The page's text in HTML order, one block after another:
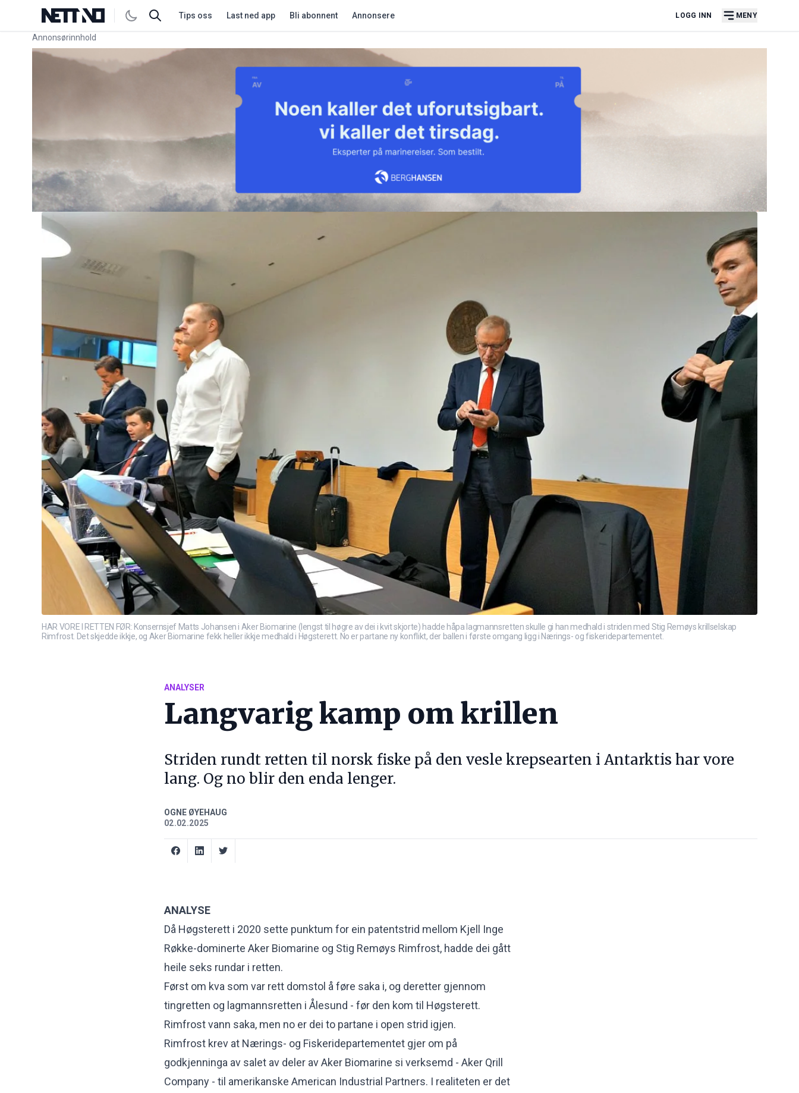
Tips oss Last ned app Bli abonnent Annonsere LOGG INN MENY
Annonsørinnhold
Link for annonse
HAR VORE I RETTEN FØR: Konsernsjef Matts Johansen i Aker Biomarine (lengst til høgre av dei i kvit skjorte) hadde håpa lagmannsretten skulle gi han medhald i striden med Stig Remøys krillselskap
Rimfrost. Det skjedde ikkje, og Aker Biomarine fekk heller ikkje medhald i Høgsterett. No er partane ny konflikt, der ballen i første omgang ligg i Nærings- og fiskeridepartementet.
ANALYSER
Langvarig kamp om krillen
Striden rundt retten til norsk fiske på den vesle krepsearten i Antarktis har vore
lang. Og no blir den enda lenger.
OGNE ØYEHAUG
02.02.2025
ANALYSE
Då Høgsterett i 2020 sette punktum for ein patentstrid mellom Kjell Inge
Røkke-dominerte Aker Biomarine og Stig Remøys Rimfrost, hadde dei gått
heile seks rundar i retten.
Først om kva som var rett domstol å føre saka i, og deretter gjennom
tingretten og lagmannsretten i Ålesund - før den kom til Høgsterett.
Rimfrost vann saka, men no er dei to partane i open strid igjen.
Rimfrost krev at Nærings- og Fiskeridepartementet gjer om på
godkjenninga av salet av deler av Aker Biomarine si verksemd - Aker Qrill
Company - til amerikanske American Industrial Partners. I realiteten er det